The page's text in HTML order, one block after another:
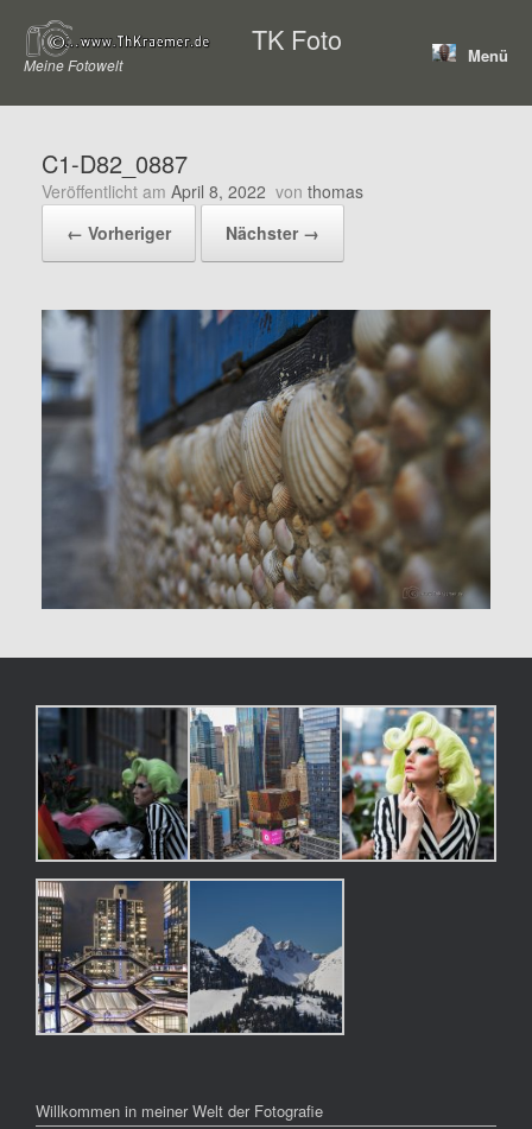
Inhalt
springen
TK Foto
Meine Fotowelt Menü
C1-D82_0887
Veröffentlicht am April 8, 2022 von thomas
← Vorheriger
Nächster →
Willkommen in meiner Welt der Fotografie